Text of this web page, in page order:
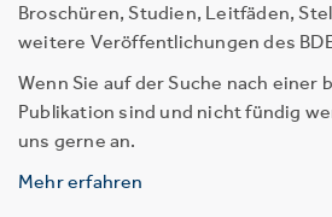
Broschüren, Studien, Leitfäden,
weitere Veröffentlichungen des
Wenn Sie auf der Suche nach einer
Publikation sind und nicht fündig
uns gerne an.
Mehr erfahren